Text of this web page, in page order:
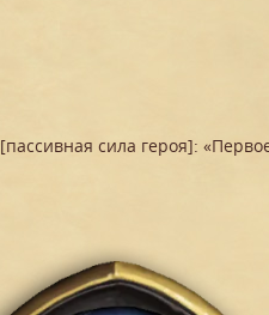
[пассивная сила героя]: